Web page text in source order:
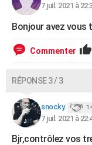
7 juil. 2021 à
Bonjour avez vous
Commenter
RÉPONSE 3 / 3
snocky.
7 juil. 2021 à
Bjr,contrôlez vos